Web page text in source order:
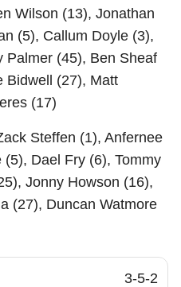
Wilson (13), Jonathan
(5), Callum Doyle (3),
Palmer (45), Ben Sheaf
Bidwell (27), Matt
(17)
Steffen (1), Anfernee
Dael Fry (6), Tommy
Jonny Howson (16),
(27), Duncan Watmore
3-5-2